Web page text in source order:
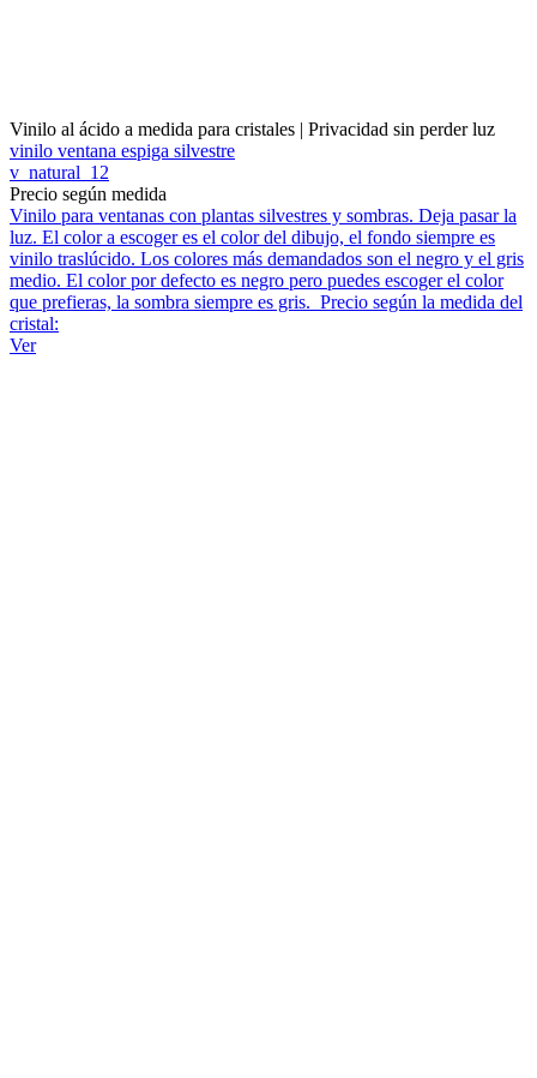
Vinilo al ácido a medida para cristales | Privacidad sin perder luz
vinilo ventana espiga silvestre
v_natural_12
Precio según medida
Vinilo para ventanas con plantas silvestres y sombras. Deja pasar la
luz. El color a escoger es el color del dibujo, el fondo siempre es
vinilo traslúcido. Los colores más demandados son el negro y el gris
medio. El color por defecto es negro pero puedes escoger el color
que prefieras, la sombra siempre es gris. Precio según la medida del
cristal:
Ver